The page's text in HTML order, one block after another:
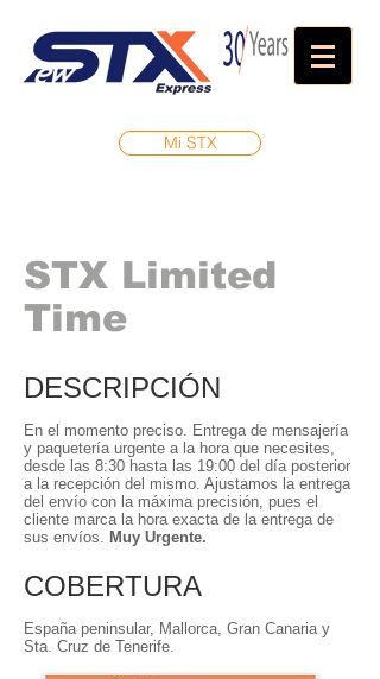
Mi STX
STX Limited
Time
DESCRIPCIÓN
En el momento preciso. Entrega de mensajería
y paquetería urgente a la hora que necesites,
desde las 8:30 hasta las 19:00 del día posterior
a la recepción del mismo. Ajustamos la entrega
del envío con la máxima precisión, pues el
cliente marca la hora exacta de la entrega de
sus envíos. Muy Urgente.
COBERTURA
España peninsular, Mallorca, Gran Canaria y
Sta. Cruz de Tenerife.